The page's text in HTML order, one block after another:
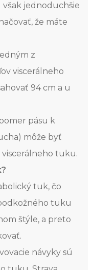
však jednoduchšie
že máte
z
viscerálneho
94 cm a u
pásu k
môže byť
tuku.
tuk, čo
tuku
štýle, a preto
návyky sú